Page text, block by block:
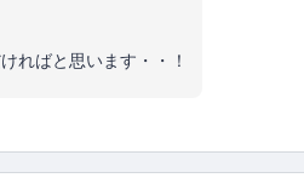
ればと思います・・！